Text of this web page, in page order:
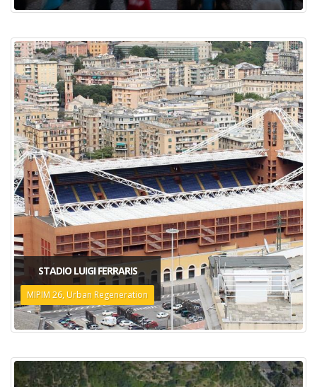
STADIO LUIGI FERRARIS
MIPIM 26, Urban Regeneration